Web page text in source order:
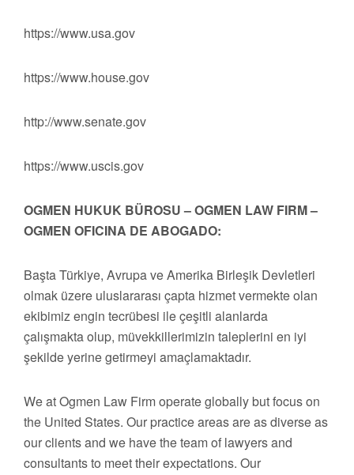
https://www.usa.gov
https://www.house.gov
http://www.senate.gov
https://www.uscis.gov
OGMEN HUKUK BÜROSU – OGMEN LAW FIRM –
OGMEN OFICINA DE ABOGADO:
Başta Türkiye, Avrupa ve Amerika Birleşik Devletleri
olmak üzere uluslararası çapta hizmet vermekte olan
ekibimiz engin tecrübesi ile çeşitli alanlarda
çalışmakta olup, müvekkillerimizin taleplerini en iyi
şekilde yerine getirmeyi amaçlamaktadır.
We at Ogmen Law Firm operate globally but focus on
the United States. Our practice areas are as diverse as
our clients and we have the team of lawyers and
consultants to meet their expectations. Our